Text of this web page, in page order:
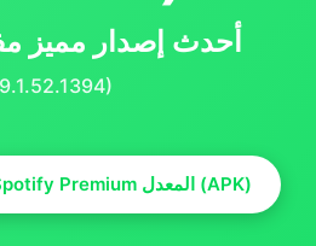
أحدث إصدار مميز
قم بتنزيل تطبيق Spotify Premium المعدل (APK)